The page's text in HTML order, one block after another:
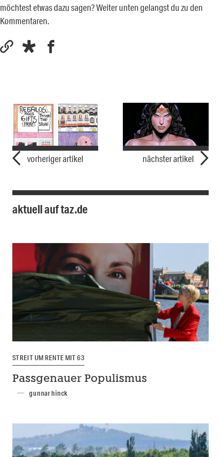
möchtest etwas dazu sagen? Weiter unten gelangst du zu den
Kommentaren.
vorheriger artikel nächster artikel
aktuell auf taz.de
STREIT UM RENTE MIT 63
Passgenauer Populismus
gunnar hinck